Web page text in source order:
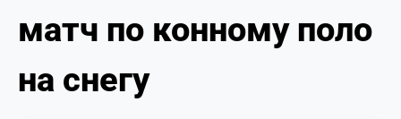
НОВОСТИ
ДОКУМЕНТЫ
матч по конному поло
на снегу